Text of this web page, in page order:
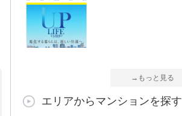
→もっと見る
エリアからマンションを探す